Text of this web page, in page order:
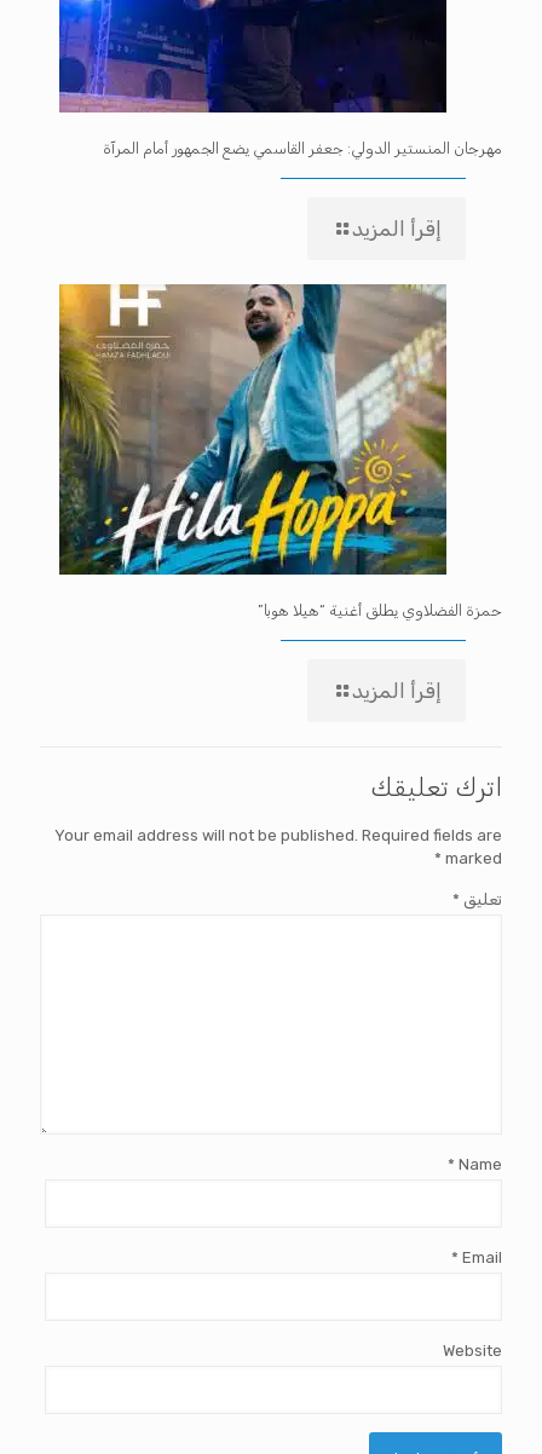
مهرجان المنستير الدولي: جعفر القاسمي يضع الجمهور أمام المرآة
إقرأ المزيد
حمزة الفضلاوي يطلق أغنية “هيلا هوبا”
إقرأ المزيد
اترك تعليقك
Your email address will not be published. Required fields are
marked
*
تعليق *
Name
*
Email
*
Website